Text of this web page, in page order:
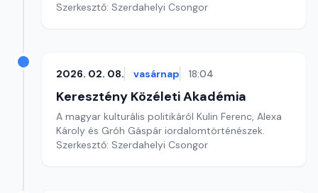
Szerkesztő: Szerdahelyi Csongor
2026. 02. 08. vasárnap 18:04
Keresztény Közéleti Akadémia
A magyar kulturális politikáról Kulin Ferenc, Alexa
Károly és Gróh Gáspár iordalomtörténészek.
Szerkesztő: Szerdahelyi Csongor